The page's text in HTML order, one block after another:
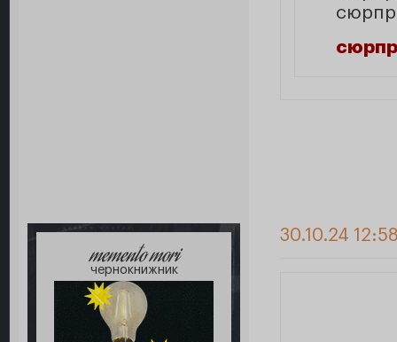
memento mori
чернокнижник
30.10.24